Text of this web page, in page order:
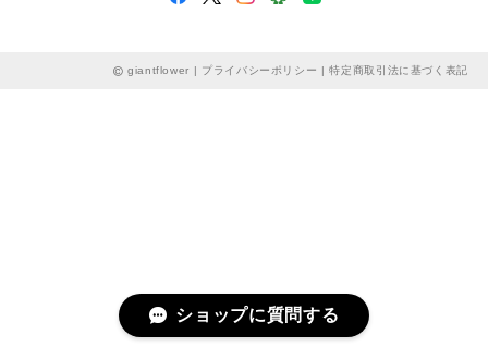
giantflower | プライバシーポリシー |特定商取引法に基づく表記
ショップに質問する